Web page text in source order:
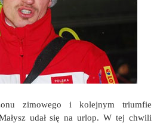
zimowego i kolejnym triumfie
udał się na urlop. W tej chwili